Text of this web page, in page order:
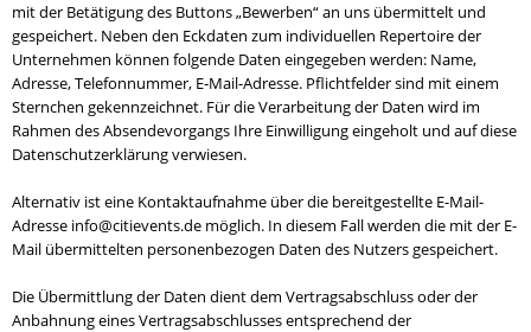
mit der Betätigung des Buttons „Bewerben“ an uns übermittelt und
gespeichert. Neben den Eckdaten zum individuellen Repertoire der
Unternehmen können folgende Daten eingegeben werden: Name,
Adresse, Telefonnummer, E-Mail-Adresse. Pflichtfelder sind mit einem
Sternchen gekennzeichnet. Für die Verarbeitung der Daten wird im
Rahmen des Absendevorgangs Ihre Einwilligung eingeholt und auf diese
Datenschutzerklärung verwiesen.
Alternativ ist eine Kontaktaufnahme über die bereitgestellte E-Mail-
Adresse info@citievents.de möglich. In diesem Fall werden die mit der E-
Mail übermittelten personenbezogen Daten des Nutzers gespeichert.
Die Übermittlung der Daten dient dem Vertragsabschluss oder der
Anbahnung eines Vertragsabschlusses entsprechend der